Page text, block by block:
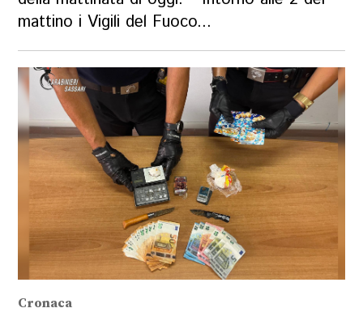
mattino i Vigili del Fuoco...
Cronaca